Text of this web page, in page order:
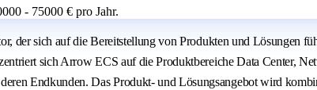
- 75000 € pro Jahr.
der sich auf die Bereitstellung von Produkten und Lösungen
sich Arrow ECS auf die Produktbereiche Data Center,
Endkunden. Das Produkt- und Lösungsangebot wird